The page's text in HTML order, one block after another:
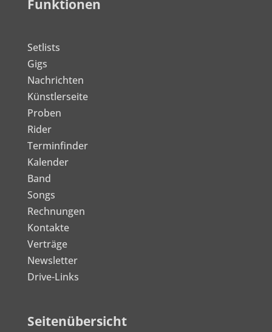
Funktionen
Setlists
Gigs
Nachrichten
Künstlerseite
Proben
Rider
Terminfinder
Kalender
Band
Songs
Rechnungen
Kontakte
Verträge
Newsletter
Drive-Links
Seitenübersicht